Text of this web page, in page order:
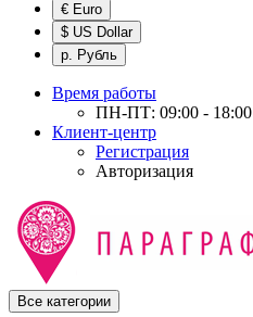
€ Euro
$ US Dollar
р. Рубль
Время работы
ПН-ПТ: 09:00 - 18:00
Клиент-центр
Регистрация
Авторизация
Все категории